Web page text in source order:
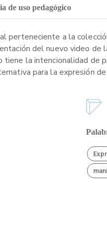
de uso pedagógico
perteneciente a la
del nuevo video de
tiene la intencionalidad de
para la expresión